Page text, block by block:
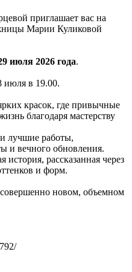
приглашает вас на
Марии Куликовой
июля 2026 года.
июля в 19.00.
красок, где привычные
благодаря мастерству
лучшие работы,
и вечного обновления.
рассказанная через
и форм.
новом, объемном